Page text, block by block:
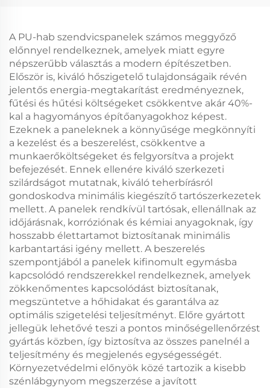
A PU-hab szendvicspanelek számos meggyőző
előnnyel rendelkeznek, amelyek miatt egyre
népszerűbb választás a modern építészetben.
Először is, kiváló hőszigetelő tulajdonságaik révén
jelentős energia-megtakarítást eredményeznek,
fűtési és hűtési költségeket csökkentve akár 40%-
kal a hagyományos építőanyagokhoz képest.
Ezeknek a paneleknek a könnyűsége megkönnyíti
a kezelést és a beszerelést, csökkentve a
munkaerőköltségeket és felgyorsítva a projekt
befejezését. Ennek ellenére kiváló szerkezeti
szilárdságot mutatnak, kiváló teherbírásról
gondoskodva minimális kiegészítő tartószerkezetek
mellett. A panelek rendkívül tartósak, ellenállnak az
időjárásnak, korróziónak és kémiai anyagoknak, így
hosszabb élettartamot biztosítanak minimális
karbantartási igény mellett. A beszerelés
szempontjából a panelek kifinomult egymásba
kapcsolódó rendszerekkel rendelkeznek, amelyek
zökkenőmentes kapcsolódást biztosítanak,
megszüntetve a hőhidakat és garantálva az
optimális szigetelési teljesítményt. Előre gyártott
jellegük lehetővé teszi a pontos minőségellenőrzést
gyártás közben, így biztosítva az összes panelnél a
teljesítmény és megjelenés egységességét.
Környezetvédelmi előnyök közé tartozik a kisebb
szénlábgynyom megszerzése a javított